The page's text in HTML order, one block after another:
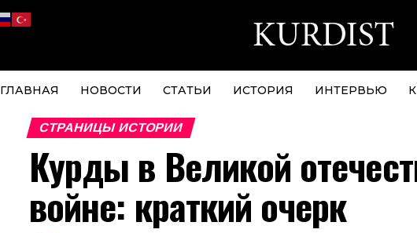
ГЛАВНАЯ НОВОСТИ СТАТЬИ ИСТОРИЯ ИНТЕРВЬЮ
СТРАНИЦЫ ИСТОРИИ
Курды в Великой
войне: краткий очерк